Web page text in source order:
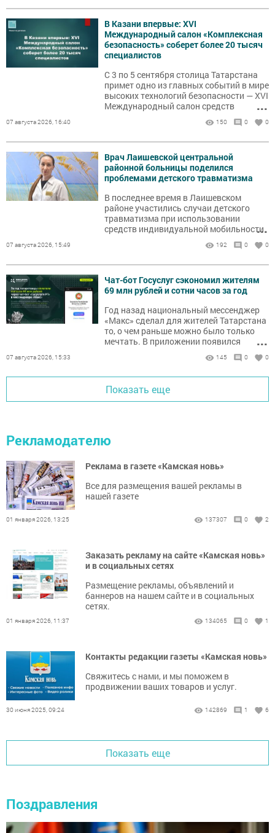
Рекламодателю
Реклама в газете «Камская новь»
Все для размещения вашей рекламы в
нашей газете
01 января 2026, 13:25 137307 0 2
Заказать рекламу на сайте «Камская новь»
и в социальных сетях
Размещение рекламы, объявлений и
баннеров на нашем сайте и в социальных
сетях.
01 января 2026, 11:37 134065 0 1
Контакты редакции газеты «Камская новь»
Свяжитесь с нами, и мы поможем в
продвижении ваших товаров и услуг.
30 июня 2025, 09:24 142869 1 6
Показать еще
Поздравления
В Казани впервые: XVI
Международный салон «Комплексная
безопасность» соберет более 20 тысяч
специалистов
С 3 по 5 сентября столица Татарстана
примет одно из главных событий в мире
высоких технологий безопасности — XVI
Международный салон средств
обеспечения безопасности
«Комплексная безопасность». За 15 лет
площадкой России, а теперь расширяет
географию, принимая участников на
гостеприимной казанской земле.
...
07 августа 2026, 16:40 150 0 0
Врач Лаишевской центральной
районной больницы поделился
проблемами детского травматизма
В последнее время в Лаишевском
районе участились случаи детского
травматизма при использовании
средств индивидуальной мобильности
(СИМ). Об этом рассказала заместитель
главного врача Лаишевской
Золотухина.
...
07 августа 2026, 15:49 192 0 0
Чат-бот Госуслуг сэкономил жителям
69 млн рублей и сотни часов за год
Год назад национальный мессенджер
«Макс» сделал для жителей Татарстана
то, о чем раньше можно было только
мечтать. В приложении появился
официальный чат-бот «Госуслуги
Республики Татарстан», созданный с
людей от необходимости
переключаться между десятками
разрозненных сайтов ради решения
...
07 августа 2026, 15:33 145 0 0
Показать еще